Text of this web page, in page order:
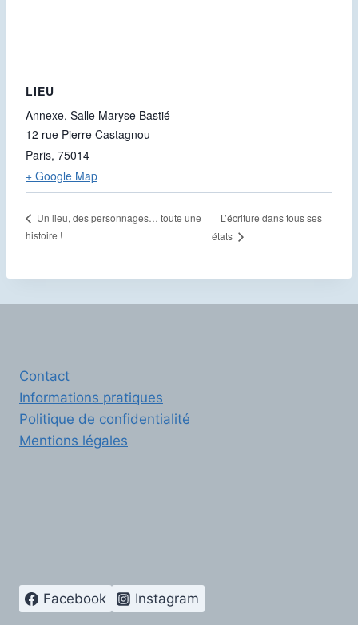
LIEU
Annexe, Salle Maryse Bastié
12 rue Pierre Castagnou
Paris, 75014
+ Google Map
Un lieu, des personnages… toute une
histoire !
L’écriture dans tous ses
états
Contact
Informations pratiques
Politique de confidentialité
Mentions légales
Facebook Instagram